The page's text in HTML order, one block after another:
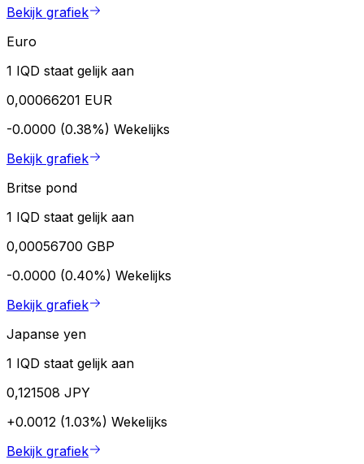
Bekijk grafiek
Euro
1 IQD staat gelijk aan
0,00066201 EUR
-0.0000 (0.38%) Wekelijks
Bekijk grafiek
Britse pond
1 IQD staat gelijk aan
0,00056700 GBP
-0.0000 (0.40%) Wekelijks
Bekijk grafiek
Japanse yen
1 IQD staat gelijk aan
0,121508 JPY
+0.0012 (1.03%) Wekelijks
Bekijk grafiek